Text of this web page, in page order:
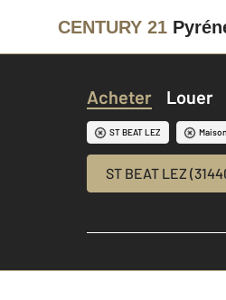
CENTURY 21
Acheter Louer
ST BEAT LEZ Maison
ST BEAT LEZ